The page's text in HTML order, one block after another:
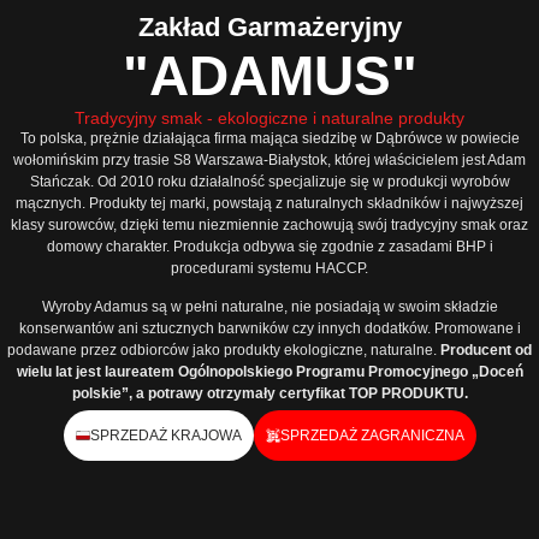
Zakład Garmażeryjny
"ADAMUS"
Tradycyjny smak - ekologiczne i naturalne produkty
To polska, prężnie działająca firma mająca siedzibę w Dąbrówce w powiecie
wołomińskim przy trasie S8 Warszawa-Białystok, której właścicielem jest Adam
Stańczak. Od 2010 roku działalność specjalizuje się w produkcji wyrobów
mącznych. Produkty tej marki, powstają z naturalnych składników i najwyższej
klasy surowców, dzięki temu niezmiennie zachowują swój tradycyjny smak oraz
domowy charakter. Produkcja odbywa się zgodnie z zasadami BHP i
procedurami systemu HACCP.
Wyroby Adamus są w pełni naturalne, nie posiadają w swoim składzie
konserwantów ani sztucznych barwników czy innych dodatków. Promowane i
podawane przez odbiorców jako produkty ekologiczne, naturalne. Producent od
wielu lat jest laureatem Ogólnopolskiego Programu Promocyjnego „Doceń
polskie”, a potrawy otrzymały certyfikat TOP PRODUKTU.
SPRZEDAŻ KRAJOWA SPRZEDAŻ ZAGRANICZNA